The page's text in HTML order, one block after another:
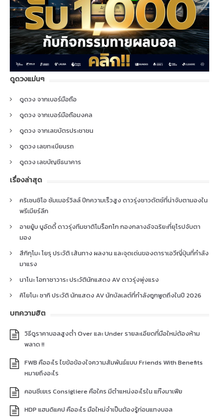
ดูดวงแม่นๆ
ดูดวง จากเบอร์มือถือ
ดูดวง จากเบอร์มือถือมงคล
ดูดวง จากเลขบัตรประชาชน
ดูดวง เลขทะเบียนรถ
ดูดวง เลขบัญชีธนาคาร
เรื่องล่าสุด
คริเซนซิโอ ซัมเมอร์วิลล์ ปีกความเร็วสูง ดาวรุ่งชาวดัตช์ที่น่าจับตามองใน
พรีเมียร์ลีก
อายยู้บ บูอัดดี้ ดาวรุ่งทีมชาติโมร็อกโก กองกลางอัจฉริยะที่ยุโรปจับตา
มอง
สึกิกุโมะ โยรุ ประวัติ เส้นทาง ผลงาน และจุดเด่นของดาราเอวีญี่ปุ่นที่กำลัง
มาแรง
นาโนะ โอกาซาวาระ ประวัตินักแสดง AV ดาวรุ่งพุ่งแรง
คิโยโนะ ซากิ ประวัติ นักแสดง AV นักบัลเลต์ที่กำลังถูกพูดถึงในปี 2026
บทความฮิต
วิธีดูราคาบอลสูงต่ำ Over และ Under รายละเอียดที่มือใหม่ต้องห้าม
พลาด !!
FWB คืออะไร ไขข้อข้องใจความสัมพันธ์แบบ Friends With Benefits
หมายถึงอะไร
คอนซีเยเร Consigliere คือใคร มีตำแหน่งอะไรใน แก๊งมาเฟีย
HDP แฮนดิแคป คืออะไร มือใหม่จำเป็นต้องรู้ก่อนแทงบอล